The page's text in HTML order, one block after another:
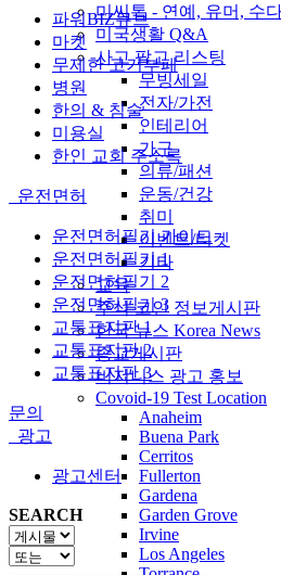
미씨톡 - 연예, 유머, 수
미국생활 Q&A
사고 팔고 리스팅
무빙세일
전자/가전
인테리어
가구
의류/패션
운동/건강
취미
이벤트/티켓
기타
교육
주식 코인 정보게시판
한국 뉴스 Korea News
종교게시판
비지니스 광고 홍보
Covoid-19 Test Location
Anaheim
Buena Park
Cerritos
Fullerton
Gardena
Garden Grove
Irvine
Los Angeles
파워BIZ큐브
마켓
무제한 고기부페
병원
한의 & 침술
미용실
한인 교회 주소록
운전면허
운전면허필기 가이드
운전면허필기 1
운전면허필기 2
운전면허필기 3
교통표지판 1
교통표지판 2
교통표지판 3
문의
광고
광고센터
SEARCH